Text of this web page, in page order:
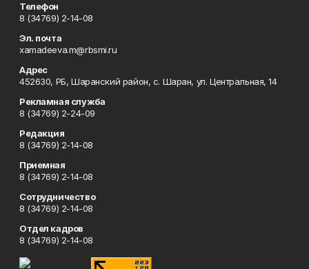
Телефон
8 (34769) 2-14-08
Эл. почта
xamadeeva.m@rbsmi.ru
Адрес
452630, РБ, Шаранский район, с. Шаран, ул. Центральная, 14
Рекламная служба
8 (34769) 2-24-09
Редакция
8 (34769) 2-14-08
Приемная
8 (34769) 2-14-08
Сотрудничество
8 (34769) 2-14-08
Отдел кадров
8 (34769) 2-14-08